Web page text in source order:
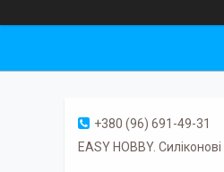
+380 (96) 691-49-31
EASY HOBBY.